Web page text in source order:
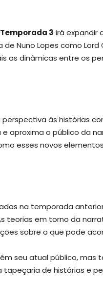
Temporada 3 irá expandir
Nuno Lopes como Lord
as dinâmicas entre os
às histórias
aproxima o público da
esses novos
na temporada
teorias em torno da
sobre o que pode
seu atual público, mas
de histórias e